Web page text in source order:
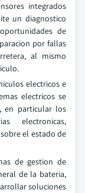
integrados
un diagnostico
de
por fallas
al mismo
electricos e
electricos se
en particular los
electronicas,
el estado de
de gestion de
de la bateria,
soluciones